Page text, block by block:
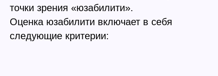
точки зрения «юзабилити».
Оценка юзабилити включает в себя
следующие критерии: